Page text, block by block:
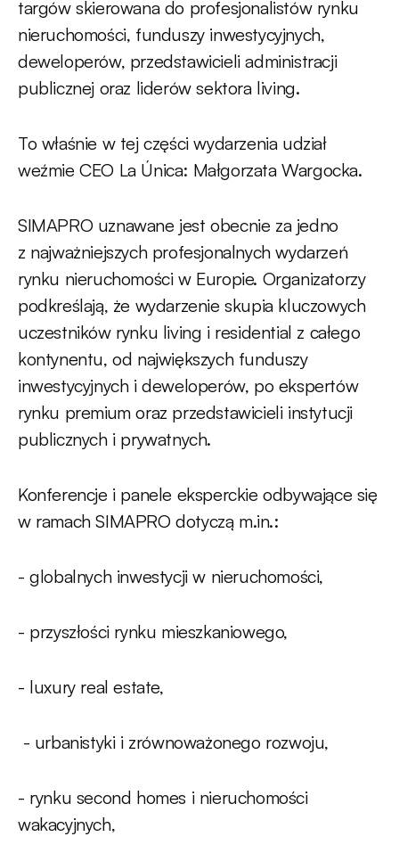
targów skierowana do profesjonalistów rynku
nieruchomości, funduszy inwestycyjnych,
deweloperów, przedstawicieli administracji
publicznej oraz liderów sektora living.
To właśnie w tej części wydarzenia udział
weźmie CEO La Única: Małgorzata Wargocka.
SIMAPRO uznawane jest obecnie za jedno
z najważniejszych profesjonalnych wydarzeń
rynku nieruchomości w Europie. Organizatorzy
podkreślają, że wydarzenie skupia kluczowych
uczestników rynku living i residential z całego
kontynentu, od największych funduszy
inwestycyjnych i deweloperów, po ekspertów
rynku premium oraz przedstawicieli instytucji
publicznych i prywatnych.
Konferencje i panele eksperckie odbywające się
w ramach SIMAPRO dotyczą m.in.:
- globalnych inwestycji w nieruchomości,
- przyszłości rynku mieszkaniowego,
- luxury real estate,
- urbanistyki i zrównoważonego rozwoju,
- rynku second homes i nieruchomości
wakacyjnych,